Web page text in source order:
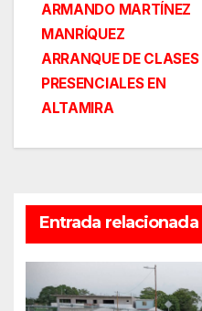
de
entradas
ARMANDO MARTÍNEZ
MANRÍQUEZ
ARRANQUE DE CLASES
PRESENCIALES EN
ALTAMIRA
Entrada relacionada